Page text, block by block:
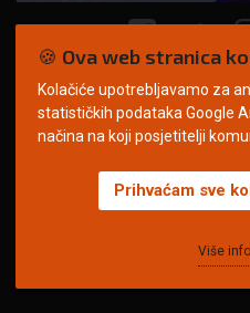
Uvjeti korištenja
🍪 Ova web stranica
Kolačiće upotrebljavamo za
statističkih podataka Google
načina na koji posjetitelji
Više
Prihvaćam sve